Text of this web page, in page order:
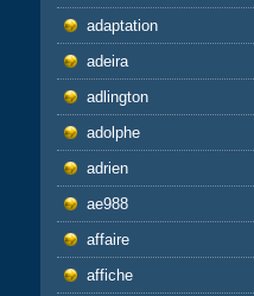
adaptation
adeira
adlington
adolphe
adrien
ae988
affaire
affiche